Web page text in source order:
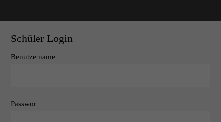
Schüler Login
Benutzername
Passwort